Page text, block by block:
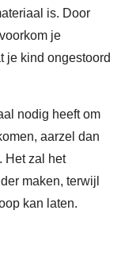
is. Door
je
je kind ongestoord
nodig heeft om
aarzel dan
Het zal het
maken, terwijl
kan laten.